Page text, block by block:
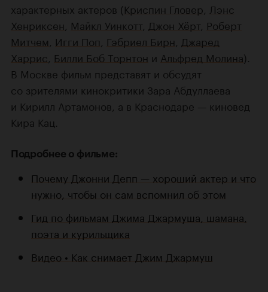
характерных актеров (Криспин Гловер, Лэнс
Хенриксен, Майкл Уинкотт, Джон Хёрт, Роберт
Митчем, Игги Поп, Гэбриел Бирн, Джаред
Харрис, Билли Боб Торнтон и Альфред Молина).
В Москве фильм представят и обсудят
со зрителями кинокритики Зара Абдуллаева
и Кирилл Артамонов, а в Краснодаре — киновед
Кира Кац.
Подробнее о фильме:
Почему Джонни Депп — хороший актер и что
нужно, чтобы он сам вспомнил об этом
Гид по фильмам Джима Джармуша, шамана,
поэта и курильщика
Видео • Как снимает Джим Джармуш